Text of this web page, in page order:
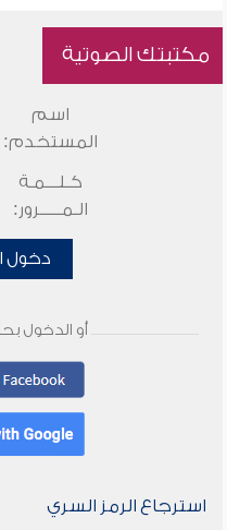
مكتبتك الصوتية
اسم
المستخدم:
كـلـــمـة
الـمـــــرور:
دخول
أو الدخول
استرجاع الرمز السري